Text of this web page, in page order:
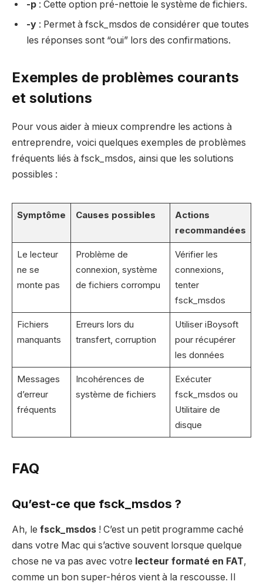
-p : Cette option pré-nettoie le système de fichiers.
-y : Permet à fsck_msdos de considérer que toutes
les réponses sont “oui” lors des confirmations.
Exemples de problèmes courants
et solutions
Pour vous aider à mieux comprendre les actions à
entreprendre, voici quelques exemples de problèmes
fréquents liés à fsck_msdos, ainsi que les solutions
possibles :
Symptôme Causes possibles
Actions
recommandées
Le lecteur
ne se
monte pas
Problème de
connexion, système
de fichiers corrompu
Vérifier les
connexions,
tenter
fsck_msdos
Fichiers
manquants
Erreurs lors du
transfert, corruption
Utiliser iBoysoft
pour récupérer
les données
Messages
d’erreur
fréquents
Incohérences de
système de fichiers
Exécuter
fsck_msdos ou
Utilitaire de
disque
FAQ
Qu’est-ce que fsck_msdos ?
Ah, le fsck_msdos ! C’est un petit programme caché
dans votre Mac qui s’active souvent lorsque quelque
chose ne va pas avec votre lecteur formaté en FAT,
comme un bon super-héros vient à la rescousse. Il